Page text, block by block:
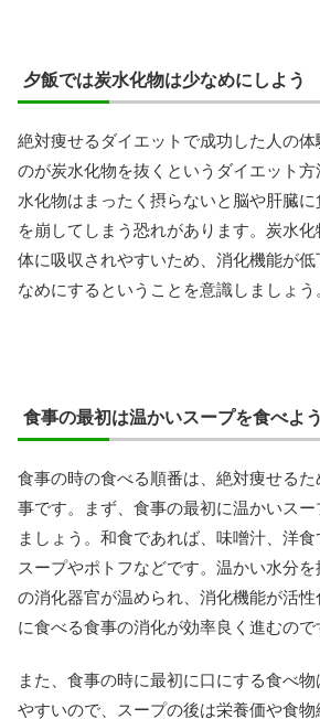
夕飯では炭水化物は少なめにしよう
絶対痩せるダイエットで成功した人の
のが炭水化物を抜くというダイエット
水化物はまったく摂らないと脳や肝臓
を崩してしまう恐れがあります。炭水化
体に吸収されやすいため、消化機能が
なめにするということを意識しましょう
食事の最初は温かいスープを食べよう
食事の時の食べる順番は、絶対痩せる
事です。まず、食事の最初に温かいス
ましょう。和食であれば、味噌汁、洋
スープやポトフなどです。温かい水分
の消化器官が温められ、消化機能が活
に食べる食事の消化が効率良く進むので
また、食事の時に最初に口にする食べ
やすいので、スープの後は栄養価や食